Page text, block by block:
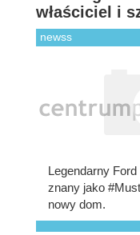
właściciel i
newss
Legendarny
znany jako
nowy dom.